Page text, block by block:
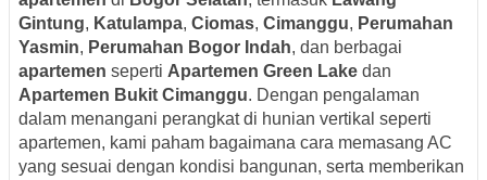
Gintung, Katulampa, Ciomas, Cimanggu, Perumahan
Yasmin, Perumahan Bogor Indah, dan berbagai
apartemen seperti Apartemen Green Lake dan
Apartemen Bukit Cimanggu. Dengan pengalaman
dalam menangani perangkat di hunian vertikal seperti
apartemen, kami paham bagaimana cara memasang AC
yang sesuai dengan kondisi bangunan, serta memberikan